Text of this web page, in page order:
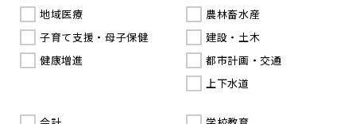
地域医療
子育て支援・母子保健
健康増進
農林畜水産
建設・土木
都市計画・交通
上下水道